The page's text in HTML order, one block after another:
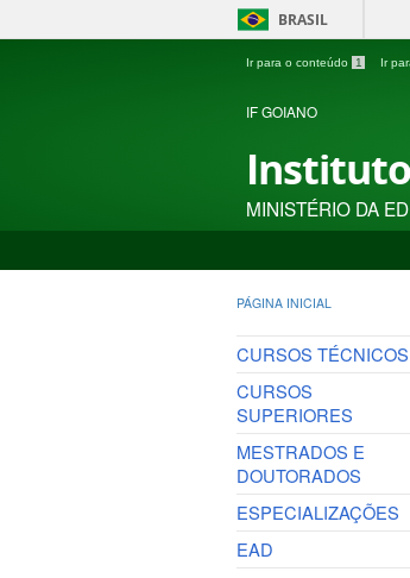
BRASIL
Ir para o conteúdo 1 Ir
IF GOIANO
MINISTÉRIO DA
PÁGINA INICIAL
CURSOS TÉCNICOS
CURSOS
SUPERIORES
MESTRADOS E
DOUTORADOS
ESPECIALIZAÇÕES
EAD